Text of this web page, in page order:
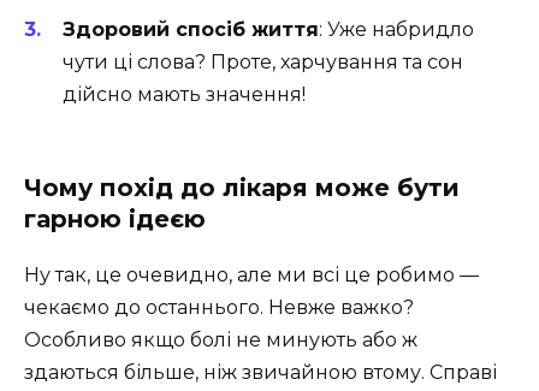
Здоровий спосіб життя: Уже набридло
чути ці слова? Проте, харчування та сон
дійсно мають значення!
Чому похід до лікаря може бути
гарною ідеєю
Ну так, це очевидно, але ми всі це робимо —
чекаємо до останнього. Невже важко?
Особливо якщо болі не минують або ж
здаються більше, ніж звичайною втому. Справі